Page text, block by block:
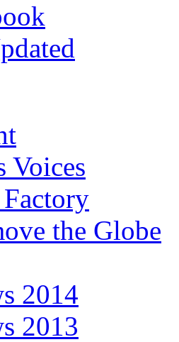
Voices
the Globe
2014
2013